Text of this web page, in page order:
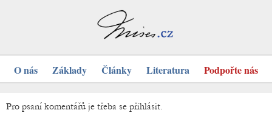
O nás Základy Články Literatura Podpořte nás
Pro psaní komentářů je třeba se přihlásit.